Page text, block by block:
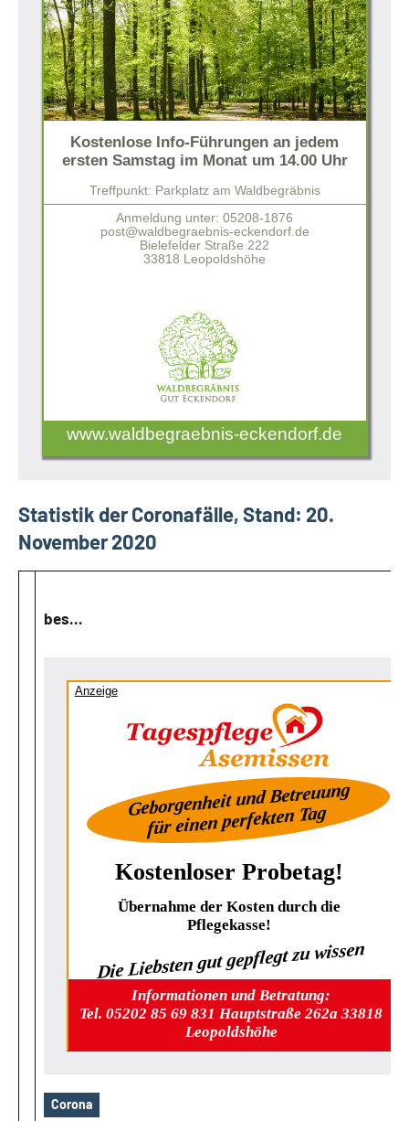
Kostenlose Info-Führungen an jedem
ersten Samstag im Monat um 14.00 Uhr
Treffpunkt: Parkplatz am Waldbegräbnis
Anmeldung unter: 05208-1876
post@waldbegraebnis-eckendorf.de
Bielefelder Straße 222
33818 Leopoldshöhe
www.waldbegraebnis-eckendorf.de
Statistik der Coronafälle, Stand: 20.
November 2020
bes…
Anzeige
Geborgenheit und Betreuung
für einen perfekten Tag
Kostenloser Probetag!
Übernahme der Kosten durch die
Pflegekasse!
Die Liebsten gut gepflegt zu wissen
Informationen und Betratung:
Tel. 05202 85 69 831 Hauptstraße 262a 33818
Leopoldshöhe
Schlagwörter
Corona